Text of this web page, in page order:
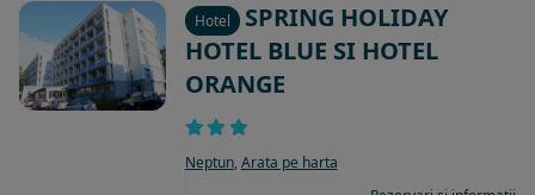
Hotel
SPRING HOLIDAY
HOTEL BLUE SI HOTEL
ORANGE
Neptun, Arata pe harta